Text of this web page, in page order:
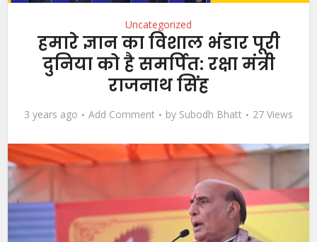
Uncategorized
हमारे ज्ञान का विशाल भंडार पूरी
दुनिया को है समर्पित: रक्षा मंत्री
राजनाथ सिंह
3 years ago Add Comment by Subodh Bhatt 27 Views